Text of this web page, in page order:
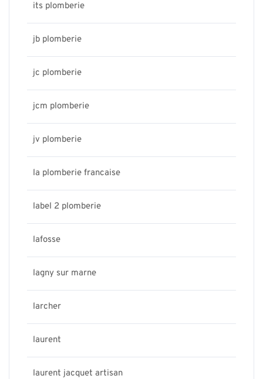
its plomberie
jb plomberie
jc plomberie
jcm plomberie
jv plomberie
la plomberie francaise
label 2 plomberie
lafosse
lagny sur marne
larcher
laurent
laurent jacquet artisan